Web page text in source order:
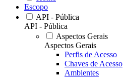
Escopo
API - Pública
API - Pública
Aspectos Gerais
Aspectos Gerais
Perfis de Acesso
Chaves de Acesso
Ambientes